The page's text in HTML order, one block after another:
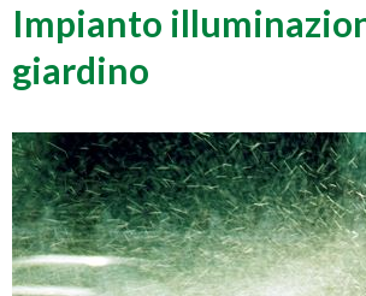
Impianto
giardino